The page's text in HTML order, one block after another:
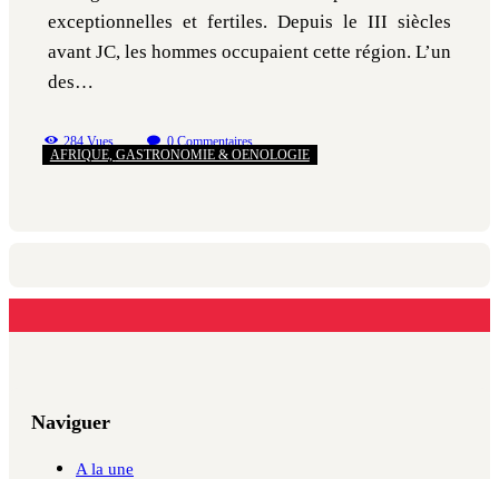
AFRIQUE, GASTRONOMIE & OENOLOGIE
exceptionnelles et fertiles. Depuis le III siècles
avant JC, les hommes occupaient cette région. L’un
des…
284 Vues 0 Commentaires
Naviguer
A la une